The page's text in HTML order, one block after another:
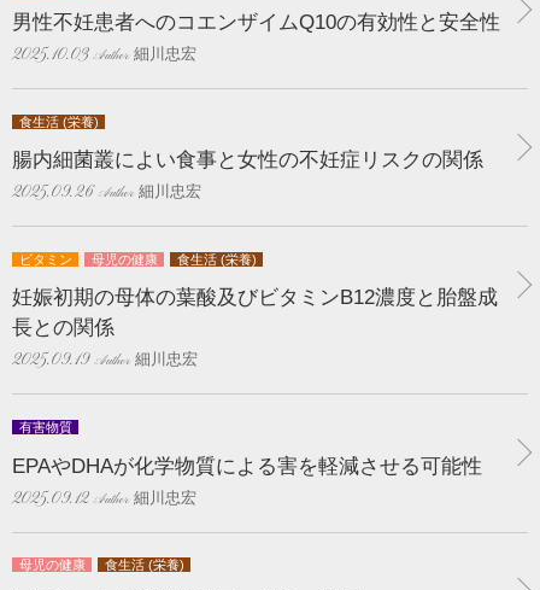
男性不妊患者へのコエンザイムQ10の有効性と安全性
2025.10.03 細川忠宏
食生活 (栄養)
腸内細菌叢によい食事と女性の不妊症リスクの関係
2025.09.26 細川忠宏
ビタミン 母児の健康 食生活 (栄養)
妊娠初期の母体の葉酸及びビタミンB12濃度と胎盤成
長との関係
2025.09.19 細川忠宏
有害物質
EPAやDHAが化学物質による害を軽減させる可能性
2025.09.12 細川忠宏
母児の健康 食生活 (栄養)